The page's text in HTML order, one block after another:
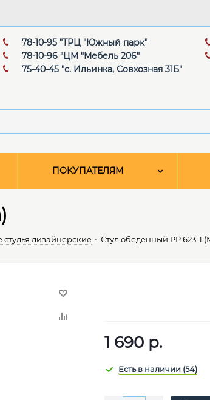
78-10-95 "ТРЦ "Южный парк"
78-10-96 "ЦМ "Мебель 206"
75-40-45 "с. Ильинка, Совхозная 31Б"
ПОКУПАТЕЛЯМ
дизайнерские Стул обеденный PP 623-1
1 690 р.